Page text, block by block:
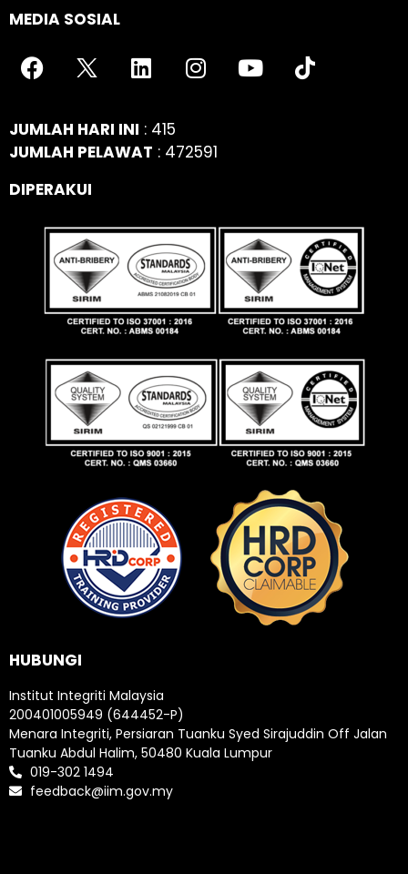
MEDIA SOSIAL
JUMLAH HARI INI : 415
JUMLAH PELAWAT : 472591
DIPERAKUI
HUBUNGI
Institut Integriti Malaysia
200401005949 (644452-P)
Menara Integriti, Persiaran Tuanku Syed Sirajuddin Off Jalan
Tuanku Abdul Halim, 50480 Kuala Lumpur
019-302 1494
feedback@iim.gov.my